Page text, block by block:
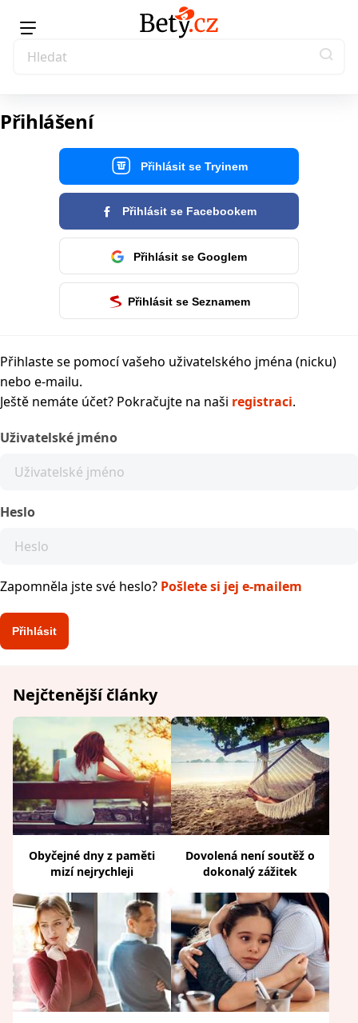
Přihlášení
Přihlásit se Tryinem
Přihlásit se Facebookem
Přihlásit se Googlem
Přihlásit se Seznamem
Přihlaste se pomocí vašeho uživatelského jména (nicku)
nebo e-mailu.
Ještě nemáte účet? Pokračujte na naši registraci.
Uživatelské jméno
Heslo
Zapomněla jste své heslo? Pošlete si jej e-mailem
Nejčtenější články
Obyčejné dny z paměti
mizí nejrychleji
Dovolená není soutěž o
dokonalý zážitek